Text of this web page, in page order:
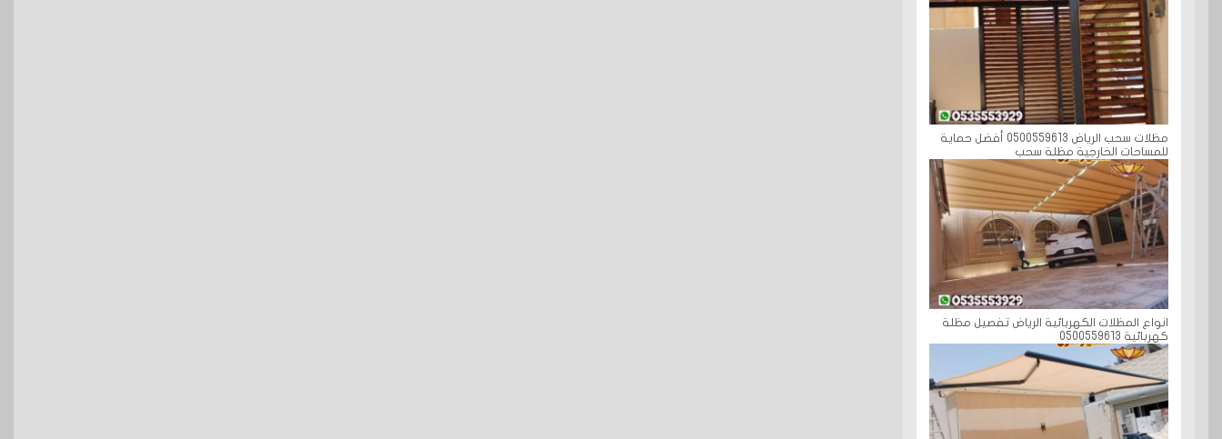
مظلات سحب الرياض 0500559613 أفضل حماية
للمساحات الخارجية مظلة سحب
انواع المظلات الكهربائية الرياض تفصيل مظلة
كهربائية 0500559613